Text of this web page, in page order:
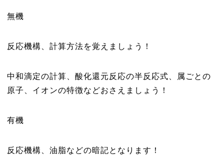
無機
反応機構、計算方法を覚えましょう！
中和滴定の計算、酸化還元反応の半反応式、属ごとの
原子、イオンの特徴などおさえましょう！
有機
反応機構、油脂などの暗記となります！